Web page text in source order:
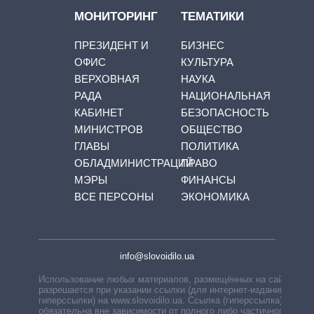
МОНИТОРИНГ
ПРЕЗИДЕНТ И
ОФИС
ВЕРХОВНАЯ
РАДА
КАБИНЕТ
МИНИСТРОВ
ГЛАВЫ
ОБЛАДМИНИСТРАЦИЙ
МЭРЫ
ВСЕ ПЕРСОНЫ
ТЕМАТИКИ
БИЗНЕС
КУЛЬТУРА
НАУКА
НАЦИОНАЛЬНАЯ
БЕЗОПАСНОСТЬ
ОБЩЕСТВО
ПОЛИТИКА
ПРАВО
ФИНАНСЫ
ЭКОНОМИКА
info@slovoidilo.ua
Использование любых материалов, размещённых на сайте,
разрешается при указании ссылки (для интернет-изданий —
гиперссылки) на www.slovoidilo.ua. Ссылка (гиперссылка)
обязательна вне зависимости от полного либо частичного